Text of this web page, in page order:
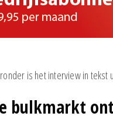
is het interview in tekst
bulkmarkt